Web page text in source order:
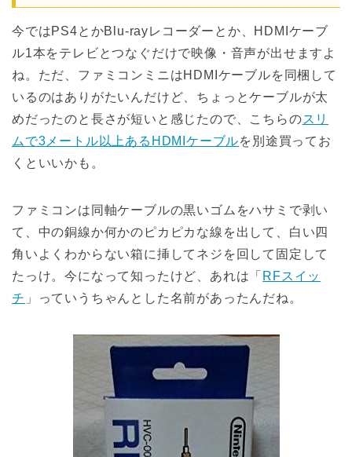
今ではPS4とかBlu-rayレコーダーとか、HDMIケーブ
ル1本をテレビとつなぐだけで映像・音声が出せますよ
ね。ただ、ファミコンミニはHDMIケーブルを同梱して
いるのはありがたいんだけど、ちょっとケーブルが太
めだったのと長さが短いと感じたので、こちらのスリ
ムで3メートル以上あるHDMIケーブルを別途買ってお
くといいかも。
ファミコンは同軸ケーブルの黒いゴムをハサミで剥い
て、中の銅線か何かのピカピカな線を出して、白い四
角いよくわからない箱に挿してネジを回して固定して
たっけ。今になって知ったけど、あれは「 RFスイッ
チ 」っていうちゃんとした名前があったんだね。